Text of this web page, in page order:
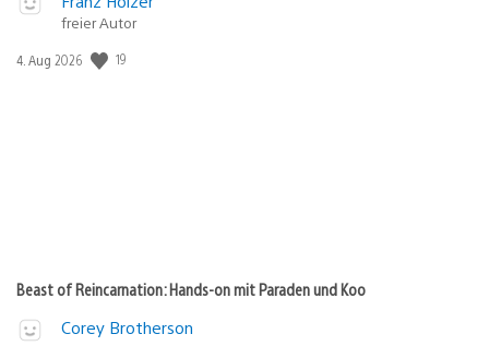
freier Autor
Veröffentlichungsdatum:
4. Aug 2026 19
Beast of Reincarnation: Hands-on mit Paraden und Koo
Corey Brotherson